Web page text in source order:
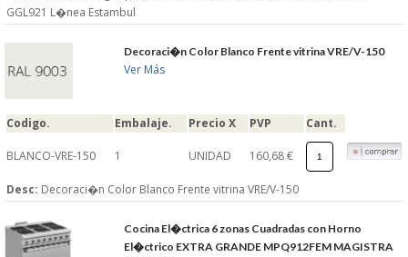
GGL921 L�nea Estambul
Decoraci�n Color Blanco Frente vitrina VRE/V-150
Ver Más
Codigo. Embalaje. Precio X PVP Cant.
BLANCO-VRE-150 1 UNIDAD 160,68 €
Desc: Decoraci�n Color Blanco Frente vitrina VRE/V-150
Cocina El�ctrica 6 zonas Cuadradas con Horno
El�ctrico EXTRA GRANDE MPQ912FEM MAGISTRA